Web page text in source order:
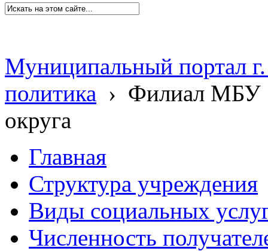
Муниципальный портал
политика › Филиал МБУ
округа
Главная
Структура учреждения
Виды социальных
Численность